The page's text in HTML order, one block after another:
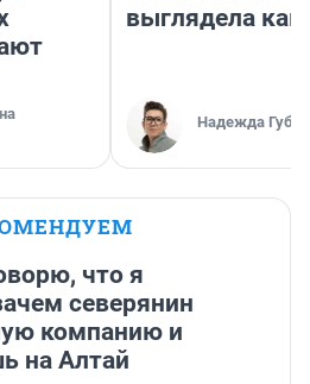
выглядела как
Надежда
что я
северянин
компанию и
на Алтай